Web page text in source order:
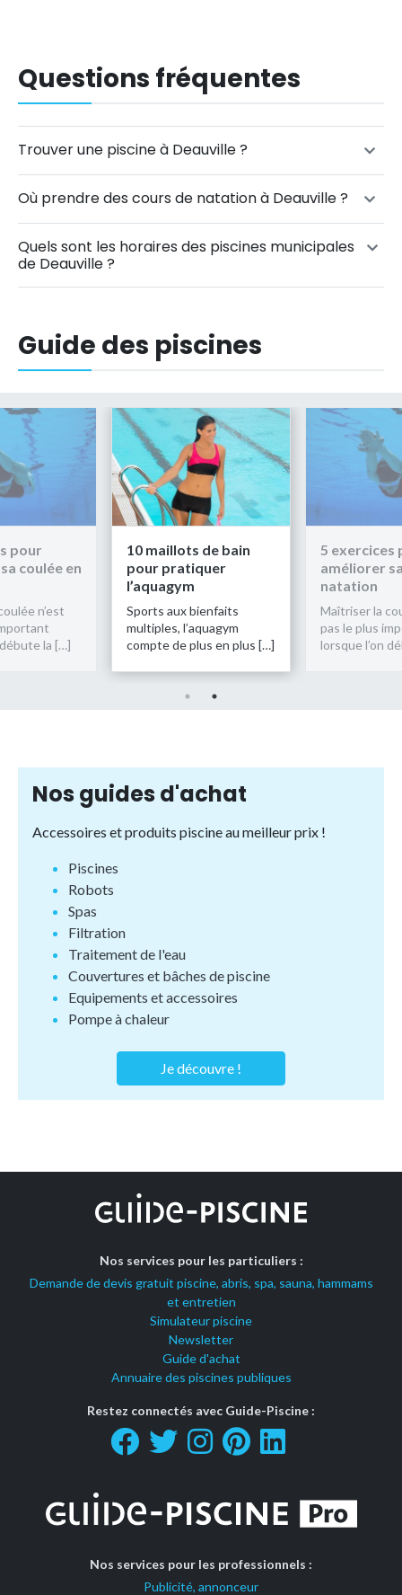
Questions fréquentes
Trouver une piscine à Deauville ?
Où prendre des cours de natation à Deauville ?
Quels sont les horaires des piscines municipales
de Deauville ?
Guide des piscines
pour
coulée en
n’est
la […]
10 maillots de bain
pour pratiquer
l’aquagym
Sports aux bienfaits
multiples, l’aquagym
compte de plus en plus […]
5 exercices
améliorer
natation
Maîtriser la
pas le plus
lorsque l’on
Nos guides d'achat
Accessoires et produits piscine au meilleur prix !
Piscines
Robots
Spas
Filtration
Traitement de l'eau
Couvertures et bâches de piscine
Equipements et accessoires
Pompe à chaleur
Je découvre !
Nos services pour les particuliers :
Demande de devis gratuit piscine, abris, spa, sauna, hammams
et entretien
Simulateur piscine
Newsletter
Guide d'achat
Annuaire des piscines publiques
Restez connectés avec Guide-Piscine :
Nos services pour les professionnels :
Publicité, annonceur